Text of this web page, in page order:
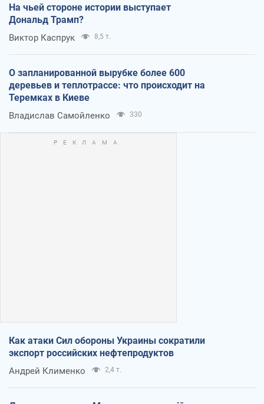
На чьей стороне истории выступает
Дональд Трамп?
Виктор Каспрук 8,5 т.
О запланированной вырубке более 600
деревьев и теплотрассе: что происходит на
Теремках в Киеве
Владислав Самойленко 330
Как атаки Сил обороны Украины сократили
экспорт российских нефтепродуктов
Андрей Клименко 2,4 т.